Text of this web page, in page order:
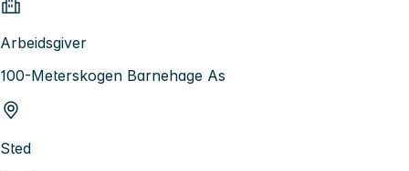
Arbeidsgiver
100-Meterskogen Barnehage As
Sted